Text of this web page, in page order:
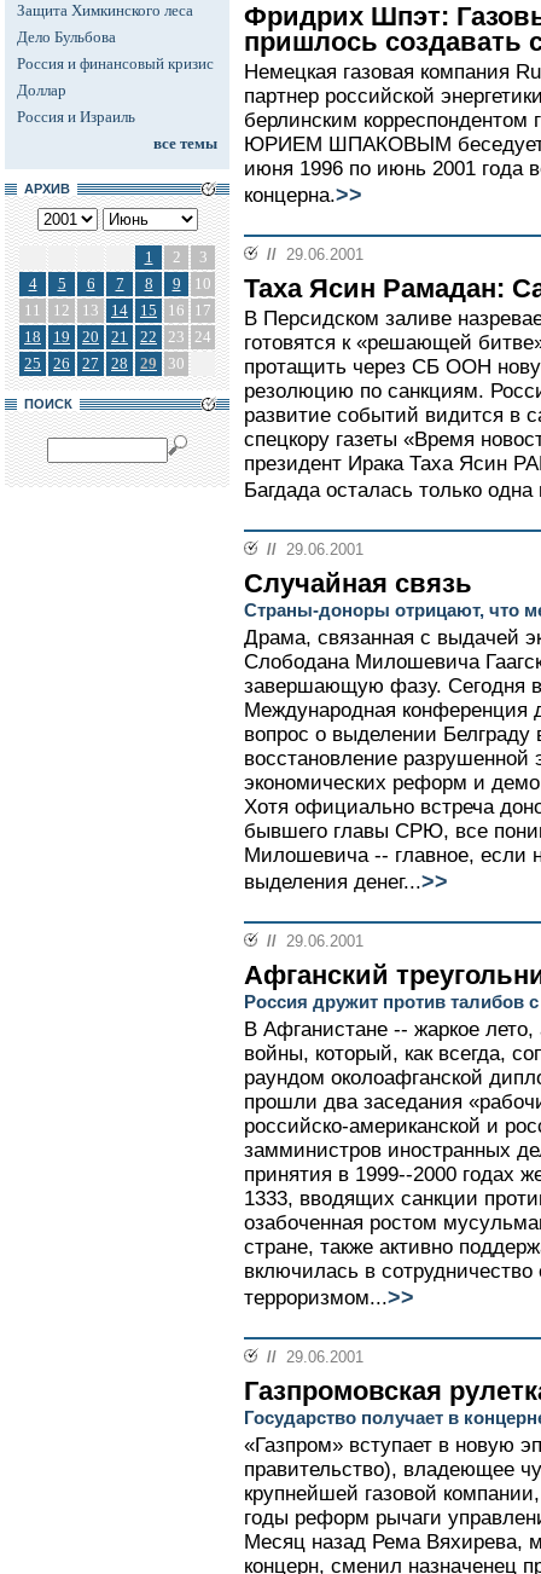
Защита Химкинского леса
Дело Бульбова
Россия и финансовый кризис
Доллар
Россия и Израиль
все темы
АРХИВ
1 2
3
4
5 6 7 8 9
10
11
12 13 14 15 16
17
18
19 20 21 22 23 24
25
26 27 28 29 30
ПОИСК
Фридрих Шпэт:
пришлось создавать
Немецкая газовая компания
партнер российской
берлинским корреспондентом
ЮРИЕМ ШПАКОВЫМ
июня 1996 по июнь 2001 года
концерна.>>
// 29.06.2001
Таха Ясин Рамадан:
В Персидском заливе
готовятся к «решающей
протащить через СБ ООН
резолюцию по санкциям.
развитие событий видится в
спецкору газеты «Время
президент Ирака Таха Ясин
Багдада осталась только
// 29.06.2001
Случайная связь
Страны-доноры отрицают, что
Драма, связанная с выдачей
Слободана Милошевича
завершающую фазу. Сегодня
Международная конференция
вопрос о выделении
восстановление разрушенной
экономических реформ и
Хотя официально встреча
бывшего главы СРЮ, все
Милошевича -- главное, если
выделения денег...>>
// 29.06.2001
Афганский
Россия дружит против талибов
В Афганистане -- жаркое
войны, который, как всегда,
раундом околоафганской
прошли два заседания
российско-американской и
замминистров иностранных
принятия в 1999--2000 годах
1333, вводящих санкции
озабоченная ростом
стране, также активно
включилась в
терроризмом...>>
// 29.06.2001
Газпромовская
Государство получает в
«Газпром» вступает в новую
правительство), владеющее
крупнейшей газовой
годы реформ рычаги
Месяц назад Рема Вяхирева,
концерн, сменил назначенец